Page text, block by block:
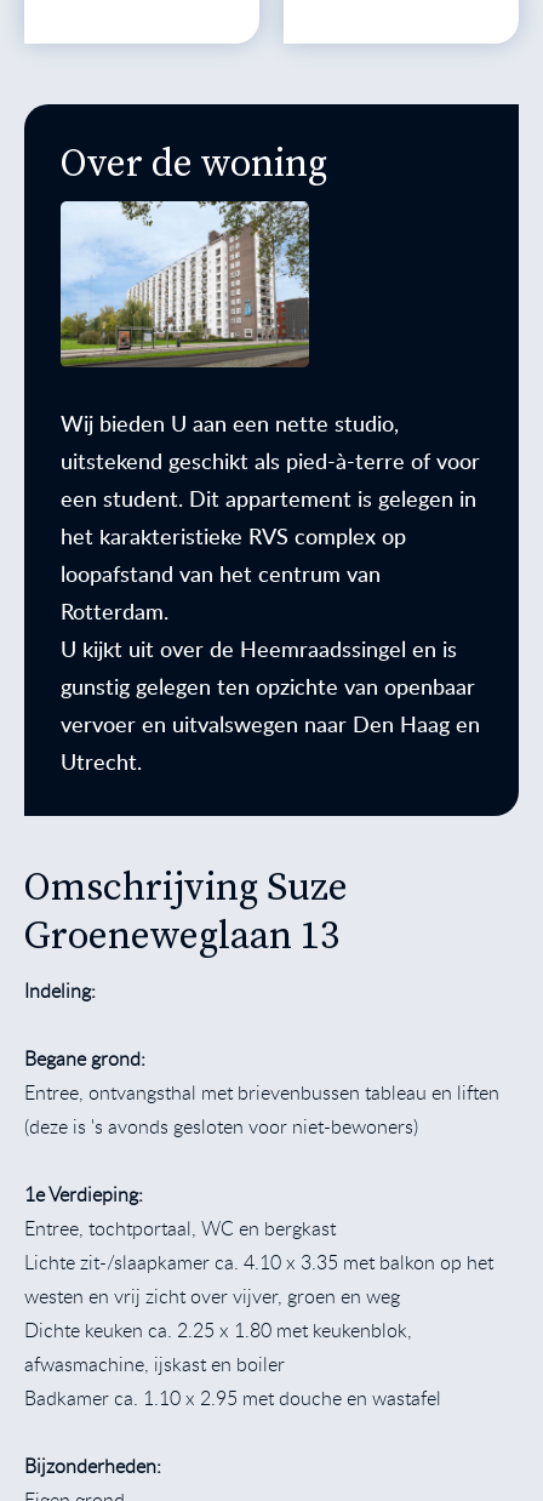
Over de woning
Wij bieden U aan een nette studio,
uitstekend geschikt als pied-à-terre of voor
een student. Dit appartement is gelegen in
het karakteristieke RVS complex op
loopafstand van het centrum van
Rotterdam.
U kijkt uit over de Heemraadssingel en is
gunstig gelegen ten opzichte van openbaar
vervoer en uitvalswegen naar Den Haag en
Utrecht.
Omschrijving Suze
Groeneweglaan 13
Indeling:
Begane grond:
Entree, ontvangsthal met brievenbussen tableau en liften
(deze is 's avonds gesloten voor niet-bewoners)
1e Verdieping:
Entree, tochtportaal, WC en bergkast
Lichte zit-/slaapkamer ca. 4.10 x 3.35 met balkon op het
westen en vrij zicht over vijver, groen en weg
Dichte keuken ca. 2.25 x 1.80 met keukenblok,
afwasmachine, ijskast en boiler
Badkamer ca. 1.10 x 2.95 met douche en wastafel
Bijzonderheden: